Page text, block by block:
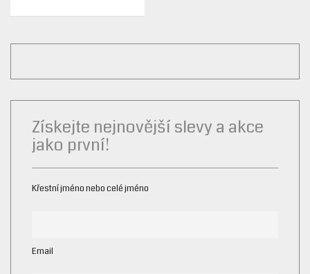
250,0 KČ.187,0 KČ.
Získejte nejnovější slevy a akce
jako první!
Křestní jméno nebo celé jméno
Email